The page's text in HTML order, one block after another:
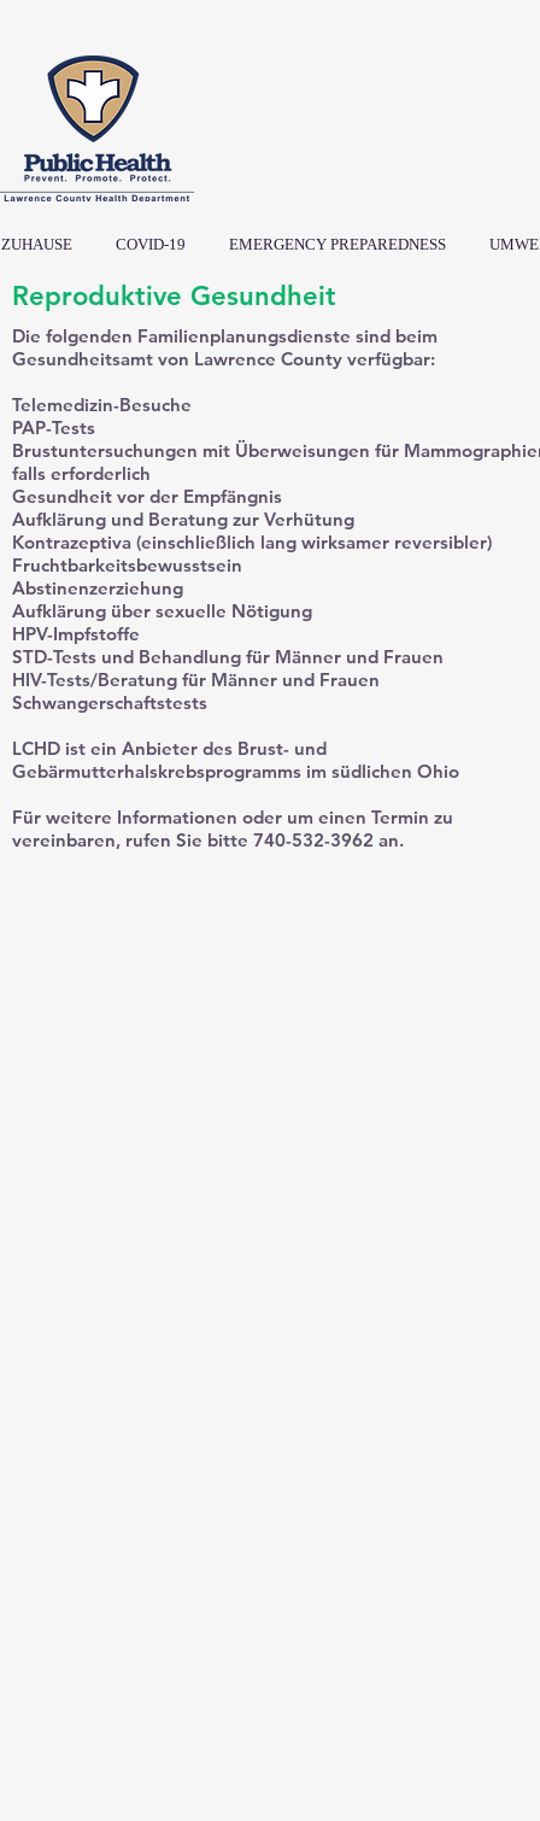
ZUHAUSE COVID-19 EMERGENCY PREPAREDNESS
Reproduktive Gesundheit
Die folgenden Familienplanungsdienste sind beim
Gesundheitsamt von Lawrence County verfügbar:
Telemedizin-Besuche
PAP-Tests
Brustuntersuchungen mit Überweisungen für
falls erforderlich
Gesundheit vor der Empfängnis
Aufklärung und Beratung zur Verhütung
Kontrazeptiva (einschließlich lang wirksamer reversibler)
Fruchtbarkeitsbewusstsein
Abstinenzerziehung
Aufklärung über sexuelle Nötigung
HPV-Impfstoffe
STD-Tests und Behandlung für Männer und Frauen
HIV-Tests/Beratung für Männer und Frauen
Schwangerschaftstests
LCHD ist ein Anbieter des Brust- und
Gebärmutterhalskrebsprogramms im südlichen Ohio
Für weitere Informationen oder um einen Termin zu
vereinbaren, rufen Sie bitte 740-532-3962 an.